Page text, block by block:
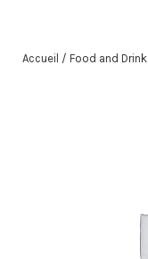
Accueil / Food and Drink